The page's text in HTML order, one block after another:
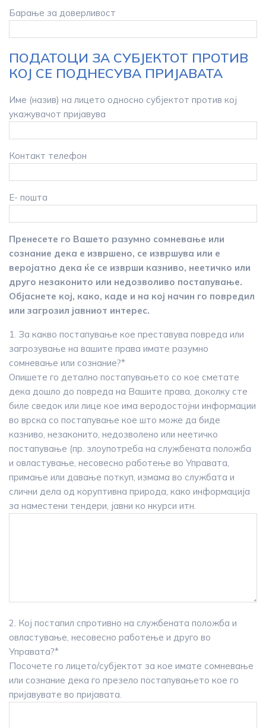
Барање за доверливост
ПОДАТОЦИ ЗА СУБЈЕКТОТ ПРОТИВ
КОЈ СЕ ПОДНЕСУВА ПРИЈАВАТА
Име (назив) на лицето односно субјектот против кој
укажувачот пријавува
Контакт телефон
Е- пошта
Пренесете го Вашето разумно сомневање или
сознание дека е извршено, се извршува или е
веројатно дека ќе се изврши казниво, неетичко или
друго незаконито или недозволиво постапување.
Објаснете кој, како, каде и на кој начин го повредил
или загрозил јавниот интерес.
1. За какво постапување кое преставува повреда или
загрозување на вашите права имате разумно
сомневање или сознание?*
Опишете го детално постапувањето со кое сметате
дека дошло до повреда на Вашите права, доколку сте
биле сведок или лице кое има веродостојни информации
во врска со постапување кое што може да биде
казниво, незаконито, недозволено или неетичко
постапување (пр. злоупотреба на службената положба
и овластување, несовесно работење во Управата,
примање или давање поткуп, измама во службата и
слични дела од коруптивна природа, како информација
за наместени тендери, јавни ко нкурси итн.
2. Кој постапил спротивно на службената положба и
овластување, несовесно работење и друго во
Управата?*
Посочете го лицето/субјектот за кое имате сомневање
или сознание дека го презело постапувањето кое го
пријавувате во пријавата.